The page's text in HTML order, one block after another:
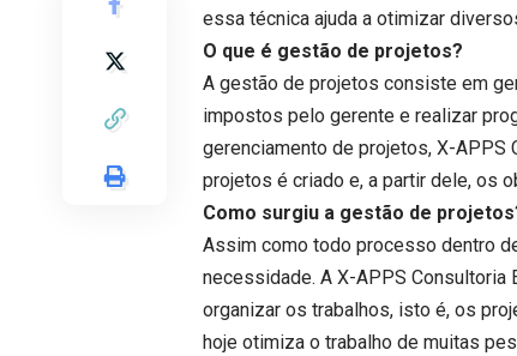
essa técnica ajuda a otimizar
O que é gestão de projetos?
A gestão de projetos consiste em
impostos pelo gerente e realizar
gerenciamento de projetos, X-APPS
projetos é criado e, a partir dele, os
Como surgiu a gestão de
Assim como todo processo dentro
necessidade. A X-APPS Consultoria
organizar os trabalhos, isto é, os
hoje otimiza o trabalho de muitas